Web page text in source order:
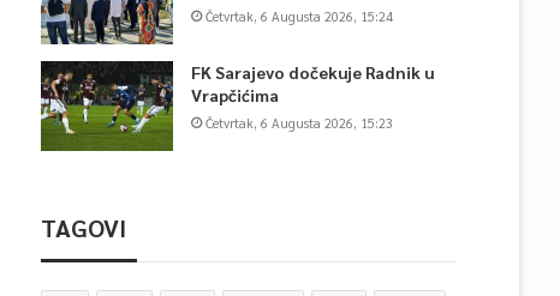
Četvrtak, 6 Augusta 2026, 15:24
FK Sarajevo dočekuje Radnik u
Vrapčićima
Četvrtak, 6 Augusta 2026, 15:23
TAGOVI